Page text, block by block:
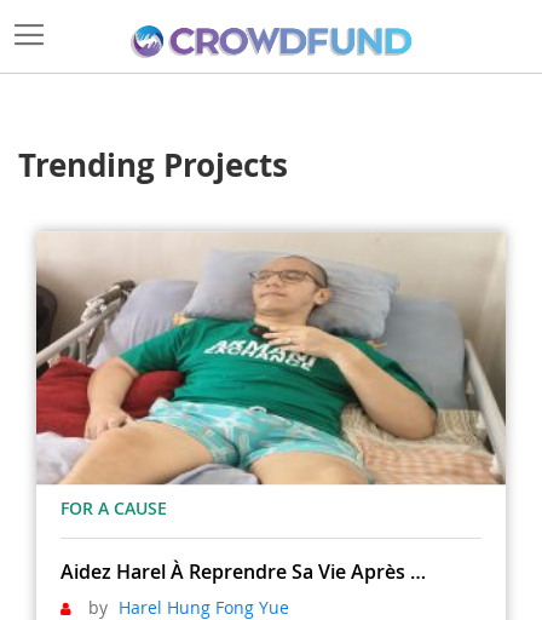
Trending Projects
FOR A CAUSE
Aidez Harel À Reprendre Sa Vie Après Un AVC
by Harel Hung Fong Yue